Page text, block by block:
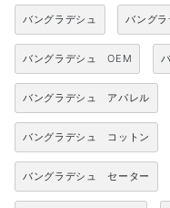
バングラデシュ バング
バングラデシュ OEM
バングラデシュ アパレル
バングラデシュ コットン
バングラデシュ セーター